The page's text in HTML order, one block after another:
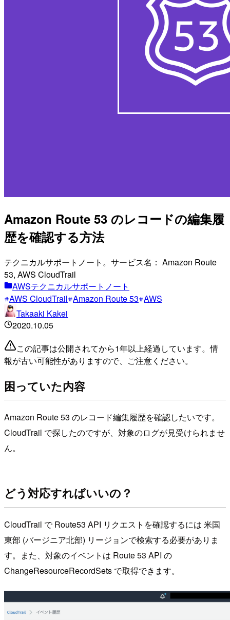
Amazon Route 53 のレコードの編集履
歴を確認する方法
テクニカルサポートノート。サービス名： Amazon Route
53, AWS CloudTrail
AWSテクニカルサポートノート
AWS CloudTrail Amazon Route 53 AWS
Takaaki Kakei
2020.10.05
この記事は公開されてから1年以上経過しています。情
報が古い可能性がありますので、ご注意ください。
困っていた内容
Amazon Route 53 のレコード編集履歴を確認したいです。
CloudTrail で探したのですが、対象のログが見受けられませ
ん。
どう対応すればいいの？
CloudTrail で Route53 API リクエストを確認するには 米国
東部 (バージニア北部) リージョンで検索する必要がありま
す。また、対象のイベントは Route 53 API の
ChangeResourceRecordSets で取得できます。